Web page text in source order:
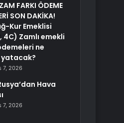
FARKI ÖDEME
SON DAKİKA!
Kur Emeklisi
4C) Zamlı emekli
ne
7, 2026
Hava
7, 2026